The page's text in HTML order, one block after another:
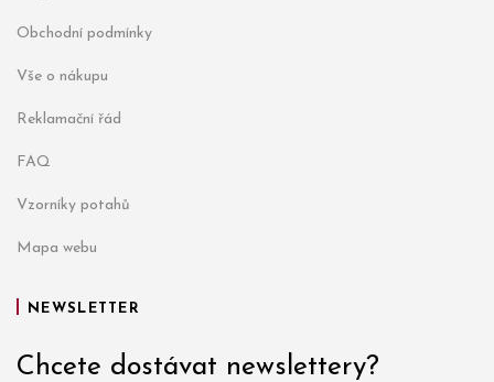
Obchodní podmínky
Vše o nákupu
Reklamační řád
FAQ
Vzorníky potahů
Mapa webu
NEWSLETTER
Chcete dostávat newslettery?